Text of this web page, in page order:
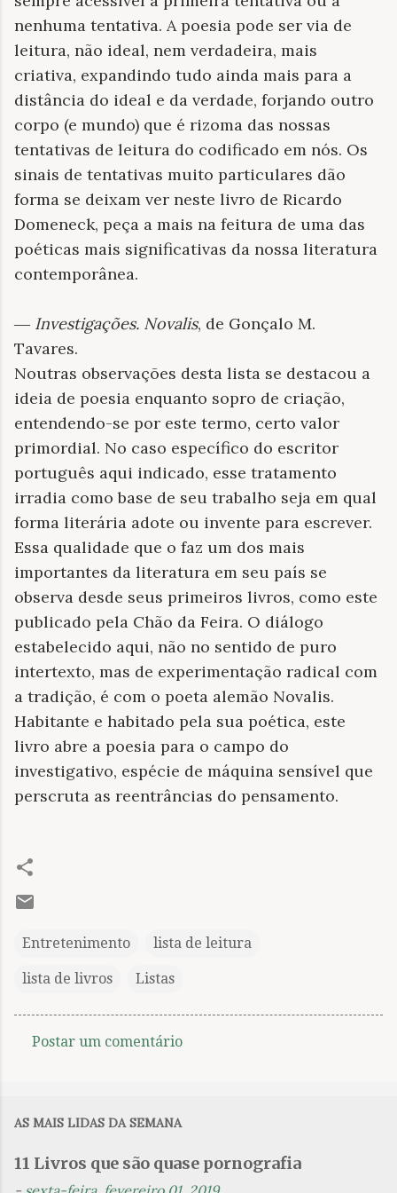
nenhuma tentativa. A poesia pode ser via de
leitura, não ideal, nem verdadeira, mais
criativa, expandindo tudo ainda mais para a
distância do ideal e da verdade, forjando outro
corpo (e mundo) que é rizoma das nossas
tentativas de leitura do codificado em nós. Os
sinais de tentativas muito particulares dão
forma se deixam ver neste livro de Ricardo
Domeneck, peça a mais na feitura de uma das
poéticas mais significativas da nossa literatura
contemporânea.
― Investigações. Novalis, de Gonçalo M.
Tavares.
Noutras observações desta lista se destacou a
ideia de poesia enquanto sopro de criação,
entendendo-se por este termo, certo valor
primordial. No caso específico do escritor
português aqui indicado, esse tratamento
irradia como base de seu trabalho seja em qual
forma literária adote ou invente para escrever.
Essa qualidade que o faz um dos mais
importantes da literatura em seu país se
observa desde seus primeiros livros, como este
publicado pela Chão da Feira. O diálogo
estabelecido aqui, não no sentido de puro
intertexto, mas de experimentação radical com
a tradição, é com o poeta alemão Novalis.
Habitante e habitado pela sua poética, este
livro abre a poesia para o campo do
investigativo, espécie de máquina sensível que
perscruta as reentrâncias do pensamento.
Entretenimento lista de leitura
lista de livros Listas
n
t
Postar um comentário
AS MAIS LIDAS DA SEMANA
11 Livros que são quase pornografia